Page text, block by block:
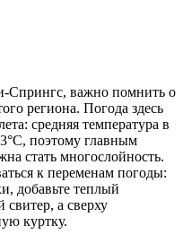
Спрингс, важно помнить о
региона. Погода здесь
средняя температура в
поэтому главным
стать многослойность.
к переменам погоды:
добавьте теплый
а сверху
куртку.